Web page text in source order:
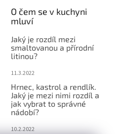
O čem se v kuchyni
mluví
Jaký je rozdíl mezi
smaltovanou a přírodní
litinou?
11.3.2022
Hrnec, kastrol a rendlík.
Jaký je mezi nimi rozdíl a
jak vybrat to správné
nádobí?
10.2.2022